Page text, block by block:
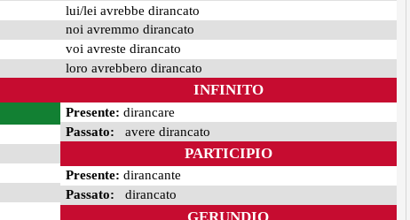
lui/lei avrebbe dirancato
noi avremmo dirancato
voi avreste dirancato
loro avrebbero dirancato
INFINITO
Presente: dirancare
Passato: avere dirancato
PARTICIPIO
Presente: dirancante
Passato: dirancato
GERUNDIO